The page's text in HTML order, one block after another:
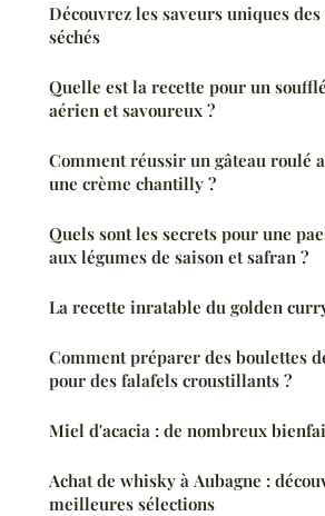
Découvrez les saveurs uniques
séchés
Quelle est la recette pour un
aérien et savoureux ?
Comment réussir un gâteau roulé
une crème chantilly ?
Quels sont les secrets pour une
aux légumes de saison et safran ?
La recette inratable du golden
Comment préparer des boulettes
pour des falafels croustillants ?
Miel d'acacia : de nombreux
Achat de whisky à Aubagne :
meilleures sélections